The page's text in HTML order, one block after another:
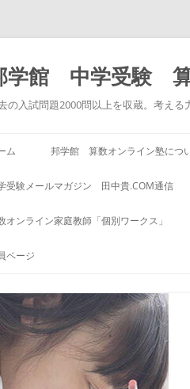
学館 中学受験
の入試問題2000問以上を収蔵。考える
ム 邦学館 算数オンライン塾につ
受験メールマガジン 田中貴.COM通信
オンライン家庭教師「個別ワークス」
ページ